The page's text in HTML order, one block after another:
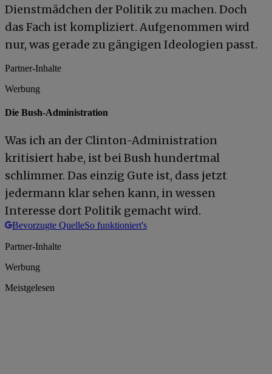
Dienstmädchen der Politik zu machen. Doch
das Fach ist kompliziert. Aufgenommen wird
nur, was gerade zu gängigen Ideologien passt.
Partner-Inhalte
Werbung
Die Bush-Administration
Was ich an der Clinton-Administration
kritisiert habe, ist bei Bush hundertmal
schlimmer. Das einzig Gute ist, dass jetzt
jedermann klar sehen kann, in wessen
Interesse dort Politik gemacht wird.
Bevorzugte QuelleSo funktioniert's
Partner-Inhalte
Werbung
Meistgelesen